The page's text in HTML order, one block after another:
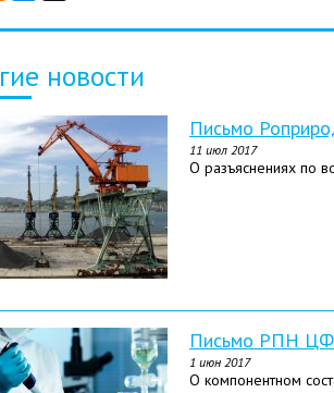
новости
Письмо
11 июл 2017
О разъяснениях по
Письмо РПН
1 июн 2017
О компонентном